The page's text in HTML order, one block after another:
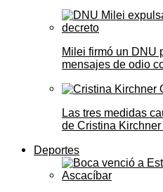
Milei firmó un DNU
mensajes de odio
Las tres medidas
de Cristina
Deportes